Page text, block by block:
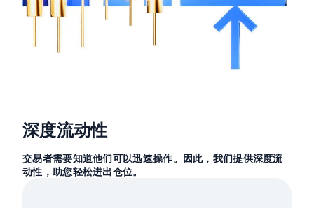
深度流动性
交易者需要知道他们可以迅速操作。因此，我们提供深度流
动性，助您轻松进出仓位。